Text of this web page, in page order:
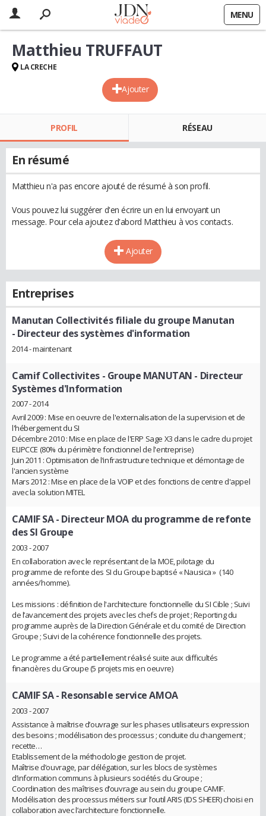
MENU
Ajouter
Matthieu TRUFFAUT
LA CRECHE
PROFIL RÉSEAU
En résumé
Matthieu n'a pas encore ajouté de résumé à son profil.
Vous pouvez lui suggérer d'en écrire un en lui envoyant un
message. Pour cela ajoutez d'abord Matthieu à vos contacts.
Ajouter
Entreprises
Manutan Collectivités filiale du groupe Manutan
- Directeur des systèmes d'information
2014 - maintenant
Camif Collectivites - Groupe MANUTAN - Directeur
Systèmes d'Information
2007 - 2014
Avril 2009 : Mise en oeuvre de l'externalisation de la supervision et de
l'hébergement du SI
Décembre 2010 : Mise en place de l'ERP Sage X3 dans le cadre du projet
ELIPCCE (80% du périmètre fonctionnel de l'entreprise)
Juin 2011 : Optimisation de l’infrastructure technique et démontage de
l'ancien système
Mars 2012 : Mise en place de la VOIP et des fonctions de centre d'appel
avec la solution MITEL
CAMIF SA- Directeur MOA du programme de refonte
des SI Groupe
2003 - 2007
En collaboration avec le représentant de la MOE, pilotage du
programme de refonte des SI du Groupe baptisé « Nausica » (140
années/homme).
Les missions : définition de l'architecture fonctionnelle du SI Cible ; Suivi
de l’avancement des projets avec les chefs de projet ; Reporting du
programme auprès de la Direction Générale et du comité de Direction
Groupe ; Suivi de la cohérence fonctionnelle des projets.
Le programme a été partiellement réalisé suite aux difficultés
financières du Groupe (5 projets mis en oeuvre)
CAMIF SA- Resonsable service AMOA
2003 - 2007
Assistance à maîtrise d’ouvrage sur les phases utilisateurs expression
des besoins ; modélisation des processus ; conduite du changement ;
recette…
Etablissement de la méthodologie gestion de projet.
Maîtrise d’ouvrage, par délégation, sur les blocs de systèmes
d’information communs à plusieurs sociétés du Groupe ;
Coordination des maîtrises d’ouvrage au sein du groupe CAMIF.
Modélisation des processus métiers sur l’outil ARIS (IDS SHEER) choisi en
collaboration avec l’architecture fonctionnelle.